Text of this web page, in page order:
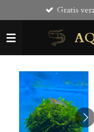
direct
naar
Gratis